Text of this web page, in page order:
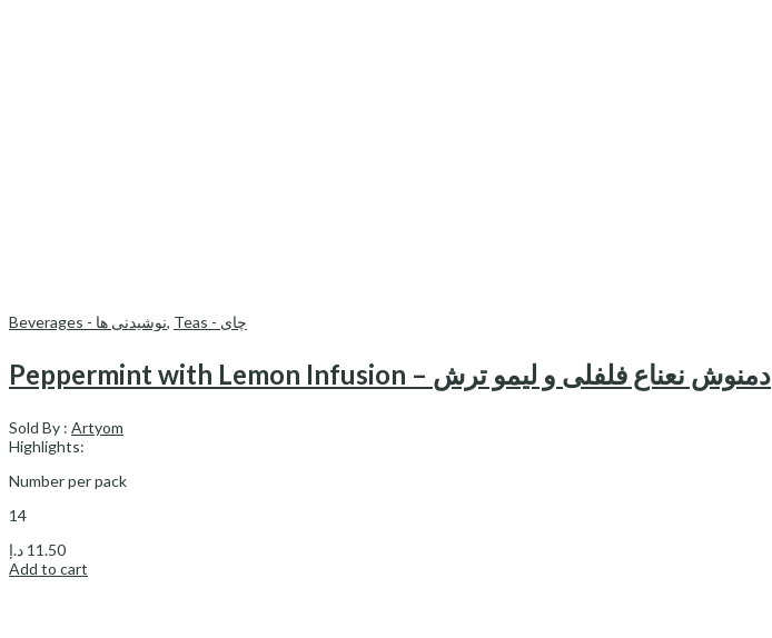
Beverages - نوشیدنی ها, Teas - چای
Peppermint with Lemon Infusion – دمنوش نعناع فلفلی و لیمو ترش
Sold By : Artyom
Highlights:
Number per pack
14
11.50 د.إ
Add to cart